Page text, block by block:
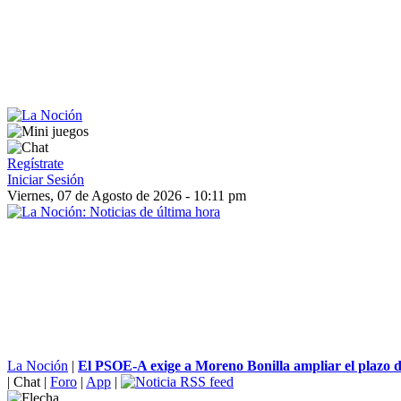
Regístrate
Iniciar Sesión
Viernes, 07 de Agosto de 2026 - 10:11 pm
La Noción | El PSOE-A exige a Moreno Bonilla ampliar el plazo
| Chat | Foro | App |